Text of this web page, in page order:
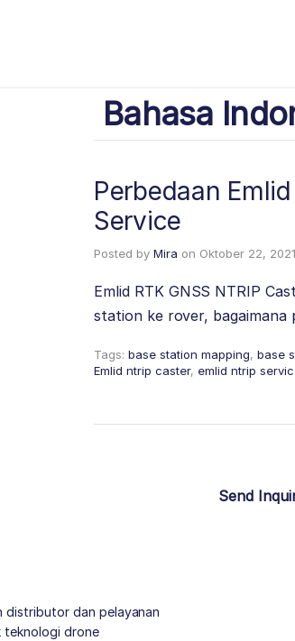
Bahasa
Perbedaan
Service
Posted by Mira on Oktober 22, 2021
Emlid RTK GNSS NTRIP
station ke rover, bagaimana
Tags: base station mapping, base
Emlid ntrip caster, emlid ntrip
distributor dan pelayanan
teknologi drone
Send